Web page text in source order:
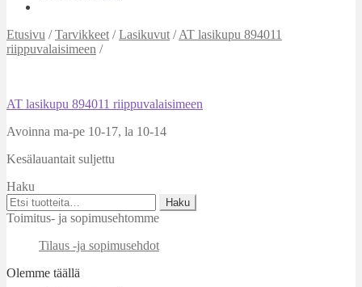
Etusivu /Tarvikkeet /Lasikuvut /AT lasikupu 894011
riippuvalaisimeen /
Artikkelien
selaus
Edellinen
AT lasikupu 894011 riippuvalaisimeen
Avoinna ma-pe 10-17, la 10-14
Kesälauantait suljettu
Haku
Etsi:
Haku
Toimitus- ja sopimusehtomme
Tilaus -ja sopimusehdot
Olemme täällä